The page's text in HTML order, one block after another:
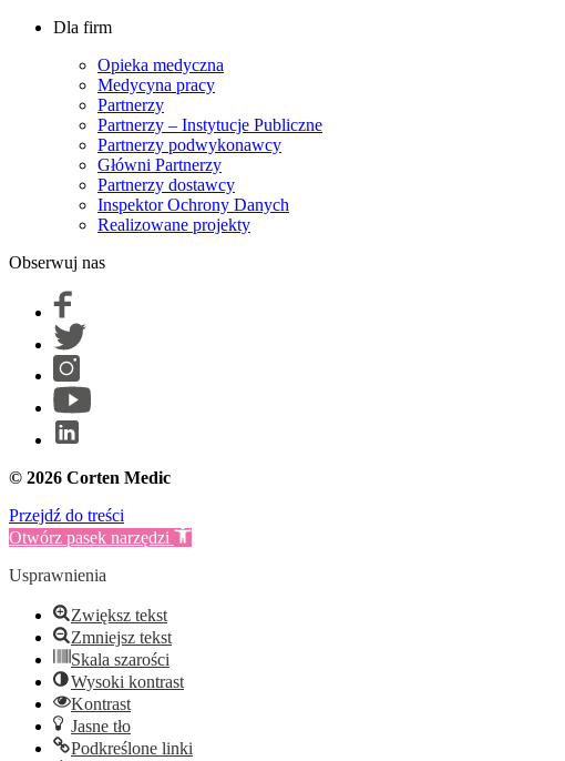
Dla firm
Opieka medyczna
Medycyna pracy
Partnerzy
Partnerzy – Instytucje Publiczne
Partnerzy podwykonawcy
Główni Partnerzy
Partnerzy dostawcy
Inspektor Ochrony Danych
Realizowane projekty
Obserwuj nas
© 2026 Corten Medic
Przejdź do treści
Otwórz pasek narzędzi
Usprawnienia
Zwiększ tekst
Zmniejsz tekst
Skala szarości
Wysoki kontrast
Kontrast
Jasne tło
Podkreślone linki